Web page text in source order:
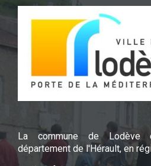
La commune de
département de l'Hérault, en